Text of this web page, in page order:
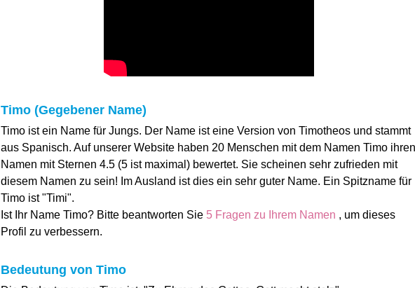
Timo (Gegebener Name)
Timo ist ein Name für Jungs. Der Name ist eine Version von Timotheos und stammt
aus Spanisch. Auf unserer Website haben 20 Menschen mit dem Namen Timo ihren
Namen mit Sternen 4.5 (5 ist maximal) bewertet. Sie scheinen sehr zufrieden mit
diesem Namen zu sein! Im Ausland ist dies ein sehr guter Name. Ein Spitzname für
Timo ist "Timi".
Ist Ihr Name Timo? Bitte beantworten Sie 5 Fragen zu Ihrem Namen , um dieses
Profil zu verbessern.
Bedeutung von Timo